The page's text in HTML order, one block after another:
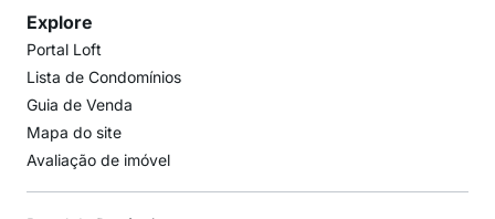
Explore
Portal Loft
Lista de Condomínios
Guia de Venda
Mapa do site
Avaliação de imóvel